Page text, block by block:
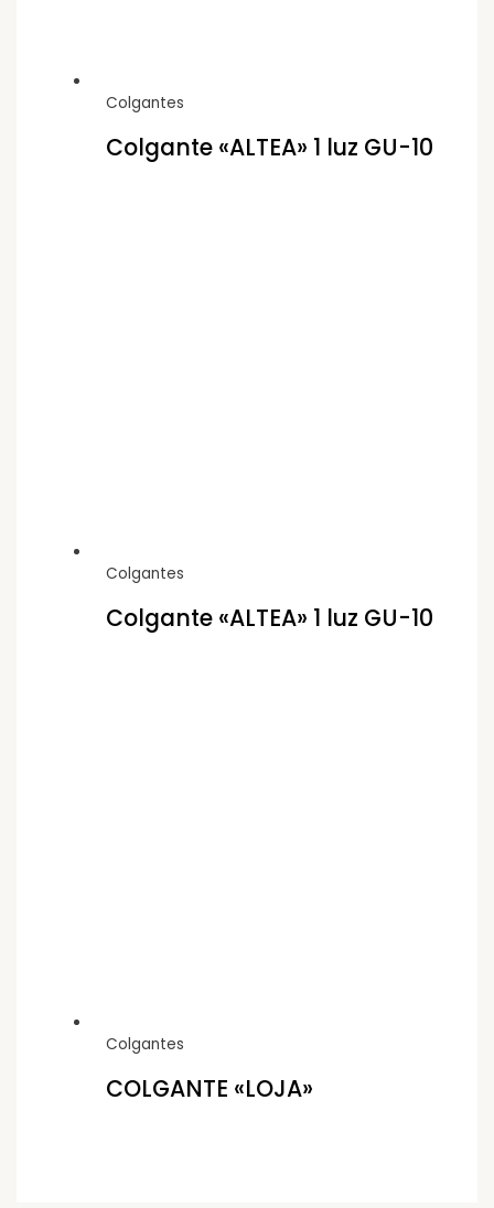
Colgantes
Colgante «ALTEA» 1 luz GU-10
Colgantes
Colgante «ALTEA» 1 luz GU-10
Colgantes
COLGANTE «LOJA»